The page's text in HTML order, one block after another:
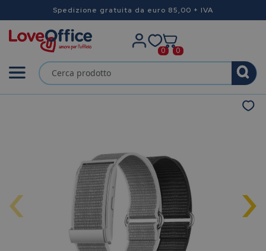
Spedizione gratuita da euro 85,00 + IVA
0 0
‹ ›